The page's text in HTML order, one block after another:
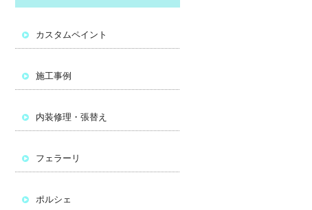
カスタムペイント
施工事例
内装修理・張替え
フェラーリ
ポルシェ